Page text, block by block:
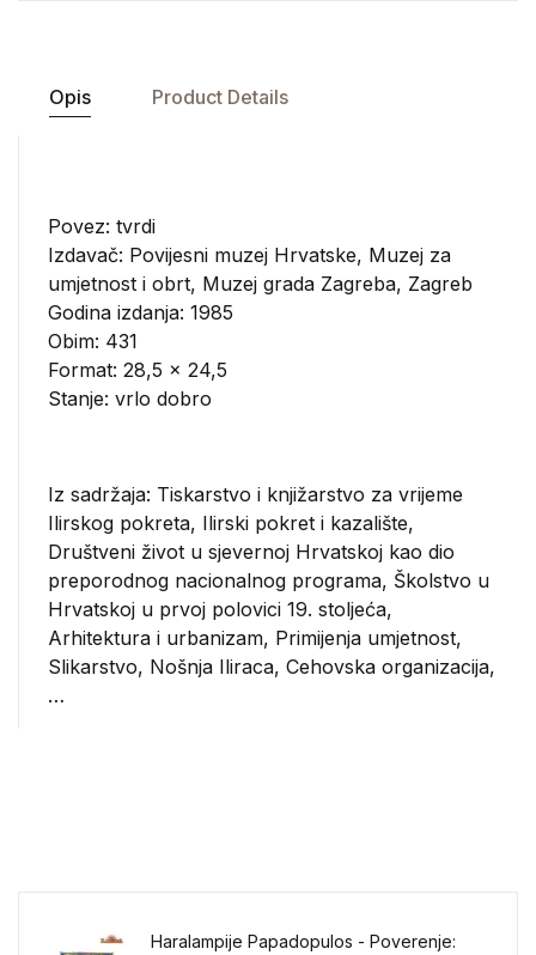
Opis Product Details
Povez: tvrdi
Izdavač: Povijesni muzej Hrvatske, Muzej za
umjetnost i obrt, Muzej grada Zagreba, Zagreb
Godina izdanja: 1985
Obim: 431
Format: 28,5 x 24,5
Stanje: vrlo dobro
Iz sadržaja: Tiskarstvo i knjižarstvo za vrijeme
Ilirskog pokreta, Ilirski pokret i kazalište,
Društveni život u sjevernoj Hrvatskoj kao dio
preporodnog nacionalnog programa, Školstvo u
Hrvatskoj u prvoj polovici 19. stoljeća,
Arhitektura i urbanizam, Primijenja umjetnost,
Slikarstvo, Nošnja Iliraca, Cehovska organizacija,
…
Haralampije Papadopulos - Poverenje: